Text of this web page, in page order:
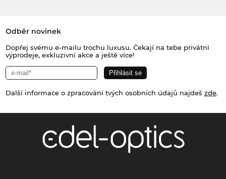
Odběr novinek
Dopřej svému e-mailu trochu luxusu. Čekají na tebe privátní
výprodeje, exkluzivní akce a ještě více!
Další informace o zpracování tvých osobních údajů najdeš zde.